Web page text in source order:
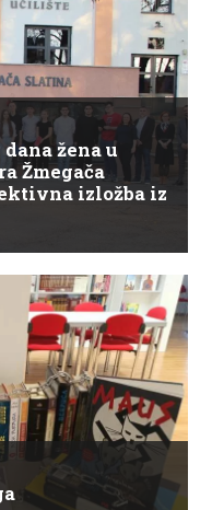
žena u
Žmegača
izložba iz